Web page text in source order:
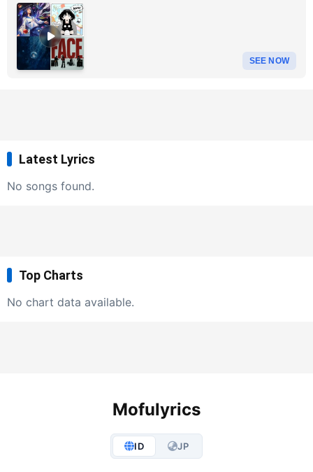
SEE NOW
Latest Lyrics
No songs found.
Top Charts
No chart data available.
Mofulyrics
ID JP